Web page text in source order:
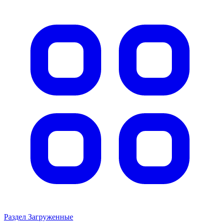
Раздел Загруженные